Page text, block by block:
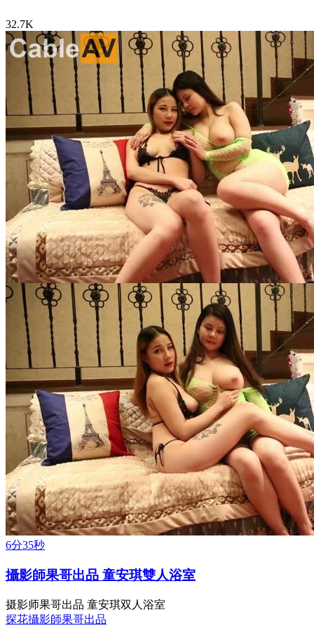
32.7K
6分35秒
攝影師果哥出品 童安琪雙人浴室
摄影师果哥出品 童安琪双人浴室
探花攝影師果哥出品